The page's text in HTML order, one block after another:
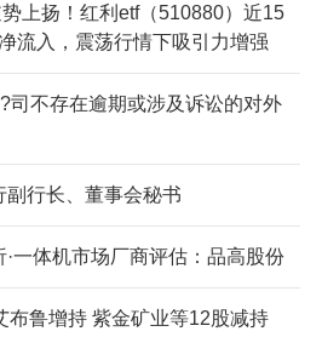
上扬！红利etf（510880）近15
流入，震荡行情下吸引力增强
司不存在逾期或涉及诉讼的对外
副行长、董事会秘书
一体机市场厂商评估：品高股份
布鲁增持 紫金矿业等12股减持